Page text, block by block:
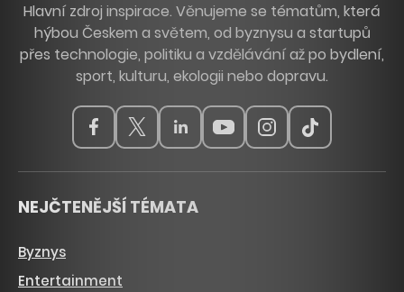
Hlavní zdroj inspirace. Věnujeme se tématům, která
hýbou Českem a světem, od byznysu a startupů
přes technologie, politiku a vzdělávání až po bydlení,
sport, kulturu, ekologii nebo dopravu.
NEJČTENĚJŠÍ TÉMATA
Byznys
Entertainment